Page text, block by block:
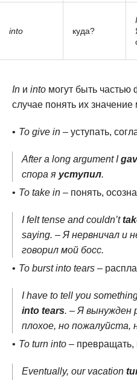
into куда?
In и into могут быть частью
случае понять их
To give in – уступать,
After a long argument I
спора я уступил.
To take in – понять,
I felt tense and couldn’t
saying. – Я нервничал и
говорил мой босс.
To burst into tears –
I have to tell you
into tears. – Я вынужден
плохое, но пожалуйста,
To turn into – превращать,
Eventually, our vacation